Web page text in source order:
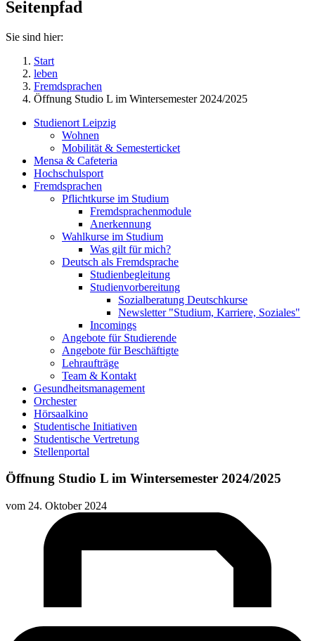
Seitenpfad
Sie sind hier:
Start
leben
Fremdsprachen
Öffnung Studio L im Wintersemester 2024/2025
Studienort Leipzig
Wohnen
Mobilität & Semesterticket
Mensa & Cafeteria
Hochschulsport
Fremdsprachen
Pflichtkurse im Studium
Fremdsprachenmodule
Anerkennung
Wahlkurse im Studium
Was gilt für mich?
Deutsch als Fremdsprache
Studienbegleitung
Studienvorbereitung
Sozialberatung Deutschkurse
Newsletter "Studium, Karriere, Soziales"
Incomings
Angebote für Studierende
Angebote für Beschäftigte
Lehraufträge
Team & Kontakt
Gesundheitsmanagement
Orchester
Hörsaalkino
Studentische Initiativen
Studentische Vertretung
Stellenportal
Öffnung Studio L im Wintersemester 2024/2025
vom 24. Oktober 2024